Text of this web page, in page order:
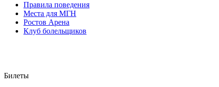
Правила поведения
Места для МГН
Ростов Арена
Клуб болельщиков
Билеты